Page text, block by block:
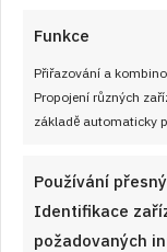
Funkce
Přiřazování a
Propojení různých
základě automaticky
Používání
Identifikace
požadovaných
z dob
získá jen